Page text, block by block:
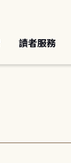
讀者服務